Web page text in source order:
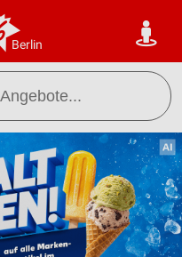
Berlin